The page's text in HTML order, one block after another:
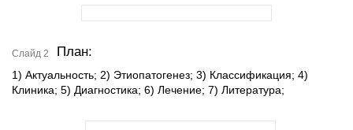
Слайд 2 План:
1) Актуальность; 2) Этиопатогенез; 3) Классификация; 4)
Клиника; 5) Диагностика; 6) Лечение; 7) Литература;